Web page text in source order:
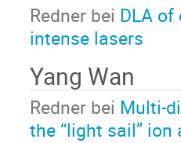
Redner bei DLA
intense lasers
Yang Wan
Redner bei Multi-
the “light sail”